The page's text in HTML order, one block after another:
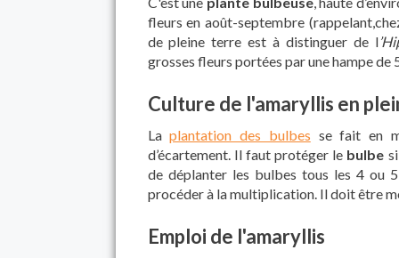
fleurs en août-septembre
de pleine terre est à distinguer de l
grosses fleurs portées par une hampe de
Culture de l'amaryllis en
Laplantation des bulbes se fait en
d’écartement. Il faut protéger le bulbe
de déplanter les bulbes tous les 4 ou
procéder à la multiplication. Il doit être
Emploi de l'amaryllis